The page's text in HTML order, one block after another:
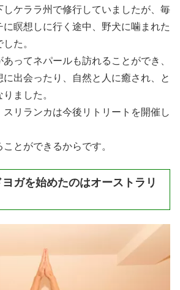
しケララ州で修行していましたが、毎
瞑想しに行く途中、野犬に噛まれた
た。
ってネパールも訪れることができ、
に出会ったり、自然と人に癒され、と
ました。
リランカは今後リトリートを開催し
とができるからです。
ヨガを始めたのはオーストラリ